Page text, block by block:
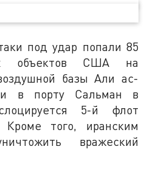
под удар попали 85
объектов США на
базы Али ас-
в порту Сальман в
5-й флот
того, иранским
вражеский